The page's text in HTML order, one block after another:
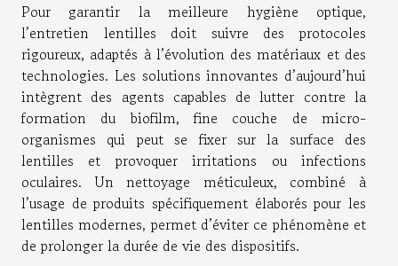
Pour garantir la meilleure hygiène optique,
l’entretien lentilles doit suivre des protocoles
rigoureux, adaptés à l’évolution des matériaux et des
technologies. Les solutions innovantes d’aujourd’hui
intègrent des agents capables de lutter contre la
formation du biofilm, fine couche de micro-
organismes qui peut se fixer sur la surface des
lentilles et provoquer irritations ou infections
oculaires. Un nettoyage méticuleux, combiné à
l’usage de produits spécifiquement élaborés pour les
lentilles modernes, permet d’éviter ce phénomène et
de prolonger la durée de vie des dispositifs.